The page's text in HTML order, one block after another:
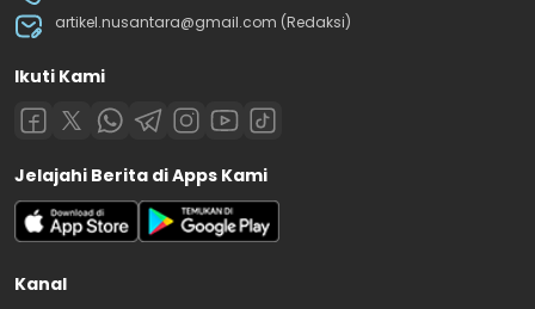
artikel.nusantara@gmail.com (Redaksi)
Ikuti Kami
Jelajahi Berita di Apps Kami
Kanal